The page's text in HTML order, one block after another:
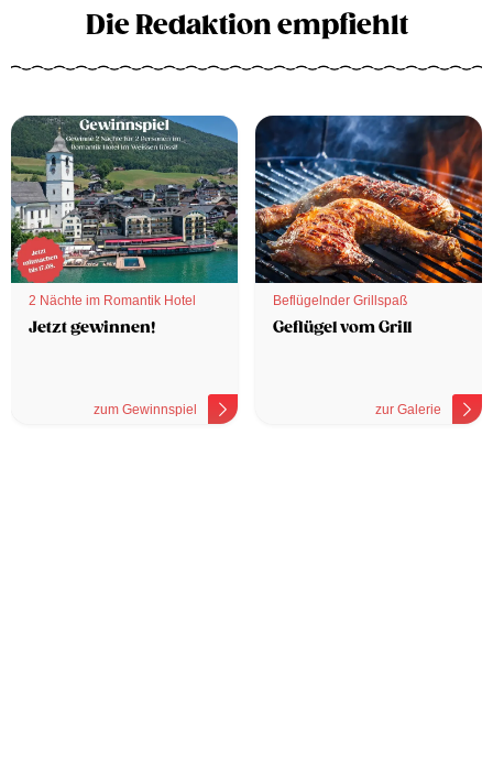
Die Redaktion empfiehlt
2 Nächte im Romantik Hotel
Jetzt gewinnen!
zum Gewinnspiel
Beflügelnder Grillspaß
Geflügel vom Grill
zur Galerie